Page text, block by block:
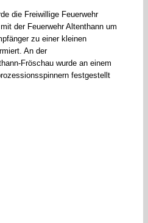
die Freiwillige Feuerwehr
der Feuerwehr Altenthann um
zu einer kleinen
An der
Fröschau wurde an einem
festgestellt